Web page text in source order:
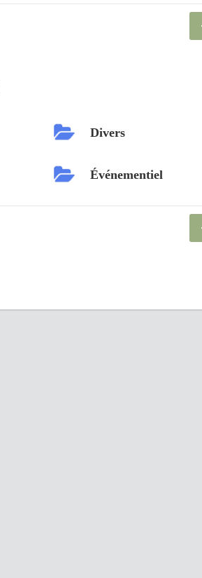
Divers
Événementiel